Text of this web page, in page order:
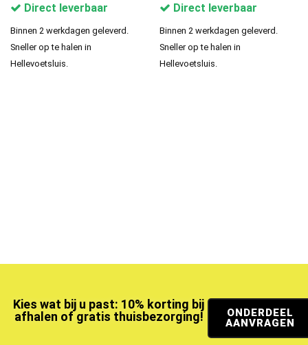
Direct leverbaar
Binnen 2 werkdagen geleverd.
Sneller op te halen in
Hellevoetsluis.
Direct leverbaar
Binnen 2 werkdagen geleverd.
Sneller op te halen in
Hellevoetsluis.
Kies wat bij u past: 10% korting bij
afhalen of gratis thuisbezorging!
ONDERDEEL
AANVRAGEN